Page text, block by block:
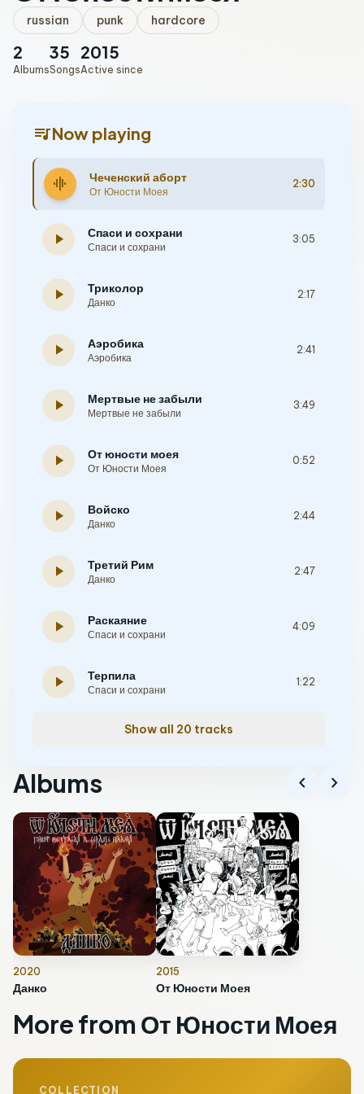
russian punk hardcore
2
Albums
35
Songs
2015
Active since
queue_musicNow playing
graphic_eq Чеченский аборт
От Юности Моея
2:30
play_arrow Спаси и сохрани
Спаси и сохрани
3:05
play_arrow Триколор
Данко
2:17
play_arrow Аэробика
Аэробика
2:41
play_arrow Мертвые не забыли
Мертвые не забыли
3:49
play_arrow От юности моея
От Юности Моея
0:52
play_arrow Войско
Данко
2:44
play_arrow Третий Рим
Данко
2:47
play_arrow Раскаяние
Спаси и сохрани
4:09
play_arrow Терпила
Спаси и сохрани
1:22
Show all 20 tracks
Albums chevron_left chevron_right
2020
Данко
2015
От Юности Моея
More from От Юности Моея
COLLECTION